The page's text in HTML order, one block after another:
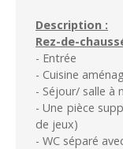
Description :
Rez-de-
- Entrée
- Cuisine
- Séjour/ salle à
- Une pièce
de jeux)
- WC séparé